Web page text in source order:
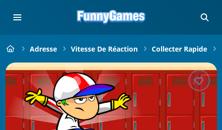
Adresse Vitesse De Réaction Collecter Rapide